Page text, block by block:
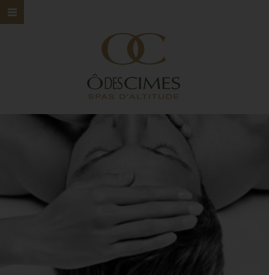
HOME
Ô DES CIMES
NOS SPAS
NOS MARQUES
BONS CADEAUX
CONTACT